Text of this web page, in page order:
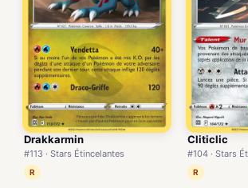
Drakkarmin
#113 · Stars Étincelantes
R
Cliticlic
#104 · Stars
R